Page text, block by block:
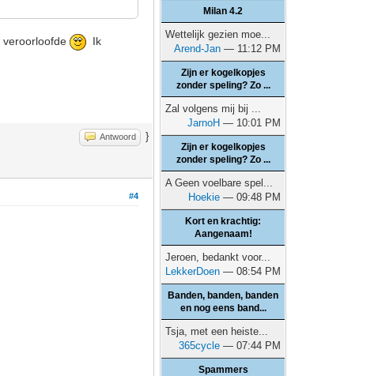
veroorloofde
Ik
Antwoord }
#4
Milan 4.2
Wettelijk gezien moe...
Arend-Jan — 11:12 PM
Zijn er kogelkopjes
zonder speling? Zo ...
Zal volgens mij bij ...
JarnoH — 10:01 PM
Zijn er kogelkopjes
zonder speling? Zo ...
A Geen voelbare spel...
Hoekie — 09:48 PM
Kort en krachtig:
Aangenaam!
Jeroen, bedankt voor...
LekkerDoen — 08:54 PM
Banden, banden, banden
en nog eens band...
Tsja, met een heiste...
365cycle — 07:44 PM
Spammers